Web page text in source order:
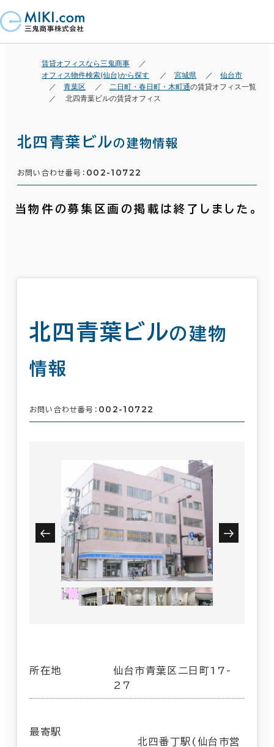
賃貸オフィスなら三鬼商事
オフィス物件検索(仙台)から探す
宮城県
仙台市
青葉区
二日町・春日町・木町通の賃貸オフィス一覧
北四青葉ビルの賃貸オフィス
北四青葉ビルの建物情報
お問い合わせ番号： 002-10722
当物件の募集区画の掲載は終了しました。
北四青葉ビルの建物
情報
お問い合わせ番号： 002-10722
所在地
仙台市青葉区二日町17-
27
最寄駅
北四番丁駅(仙台市営